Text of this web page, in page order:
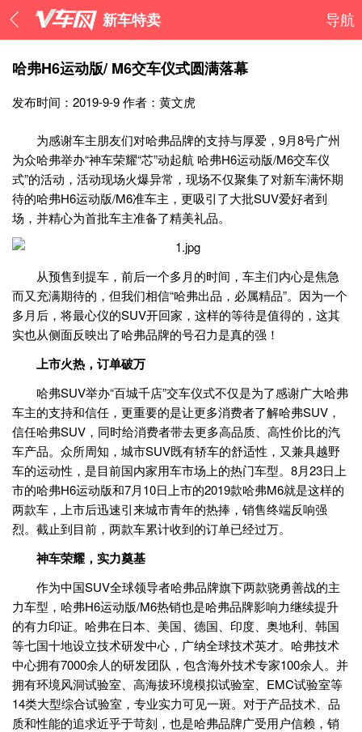
新车特卖 导航
哈弗H6运动版/ M6交车仪式圆满落幕
发布时间：2019-9-9作者：黄文虎
为感谢车主朋友们对哈弗品牌的支持与厚爱，9月8号广州
为众哈弗举办“神车荣耀“芯”动起航 哈弗H6运动版/M6交车仪
式”的活动，活动现场火爆异常，现场不仅聚集了对新车满怀期
待的哈弗H6运动版/M6准车主，更吸引了大批SUV爱好者到
场，并精心为首批车主准备了精美礼品。
从预售到提车，前后一个多月的时间，车主们内心是焦急
而又充满期待的，但我们相信“哈弗出品，必属精品”。因为一个
多月后，将最心仪的SUV开回家，这样的等待是值得的，这其
实也从侧面反映出了哈弗品牌的号召力是真的强！
上市火热，订单破万
哈弗SUV举办“百城千店”交车仪式不仅是为了感谢广大哈弗
车主的支持和信任，更重要的是让更多消费者了解哈弗SUV，
信任哈弗SUV，同时给消费者带去更多高品质、高性价比的汽
车产品。众所周知，城市SUV既有轿车的舒适性，又兼具越野
车的运动性，是目前国内家用车市场上的热门车型。8月23日上
市的哈弗H6运动版和7月10日上市的2019款哈弗M6就是这样的
两款车，上市后迅速引来城市青年的热捧，销售终端反响强
烈。截止到目前，两款车累计收到的订单已经过万。
神车荣耀，实力奠基
作为中国SUV全球领导者哈弗品牌旗下两款骁勇善战的主
力车型，哈弗H6运动版/M6热销也是哈弗品牌影响力继续提升
的有力印证。哈弗在日本、美国、德国、印度、奥地利、韩国
等七国十地设立技术研发中心，广纳全球技术英才。哈弗技术
中心拥有7000余人的研发团队，包含海外技术专家100余人。并
拥有环境风洞试验室、高海拔环境模拟试验室、EMC试验室等
14类大型综合试验室，专业实力可见一斑。对于产品技术、品
质和性能的追求近乎于苛刻，也是哈弗品牌广受用户信赖，销